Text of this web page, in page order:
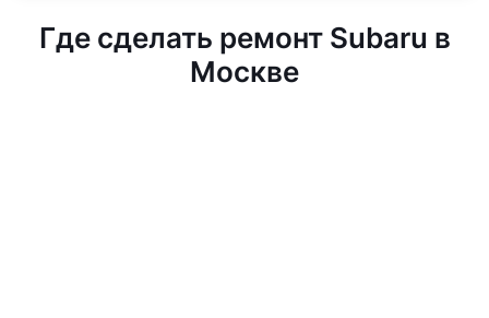
Где сделать ремонт Subaru в
Москве